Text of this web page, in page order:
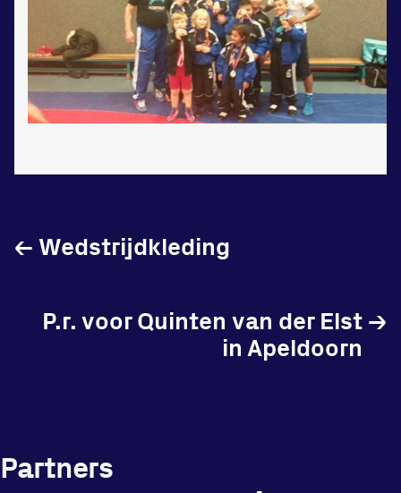
Wedstrijdkleding
←
P.r. voor Quinten van der Elst
in Apeldoorn
→
Partners